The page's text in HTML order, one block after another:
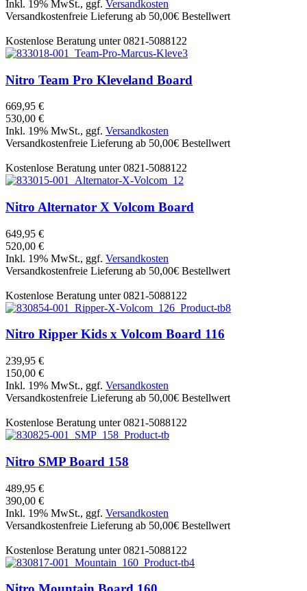
Inkl. 19% MwSt., ggf. Versandkosten
Versandkostenfreie Lieferung ab 50,00€ Bestellwert
Kostenlose Beratung unter 0821-5088122
Nitro Team Pro Kleveland Board
669,95 €
530,00 €
Inkl. 19% MwSt., ggf. Versandkosten
Versandkostenfreie Lieferung ab 50,00€ Bestellwert
Kostenlose Beratung unter 0821-5088122
Nitro Alternator X Volcom Board
649,95 €
520,00 €
Inkl. 19% MwSt., ggf. Versandkosten
Versandkostenfreie Lieferung ab 50,00€ Bestellwert
Kostenlose Beratung unter 0821-5088122
Nitro Ripper Kids x Volcom Board 116
239,95 €
150,00 €
Inkl. 19% MwSt., ggf. Versandkosten
Versandkostenfreie Lieferung ab 50,00€ Bestellwert
Kostenlose Beratung unter 0821-5088122
Nitro SMP Board 158
489,95 €
390,00 €
Inkl. 19% MwSt., ggf. Versandkosten
Versandkostenfreie Lieferung ab 50,00€ Bestellwert
Kostenlose Beratung unter 0821-5088122